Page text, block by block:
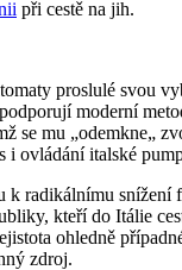
při cestě na jih.
proslulé svou
moderní
se mu „odemkne„
i ovládání italské
k radikálnímu
kteří do Itálie
ohledně
zdroj.